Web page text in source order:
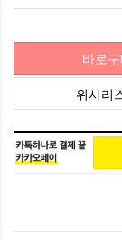
바로
위시리